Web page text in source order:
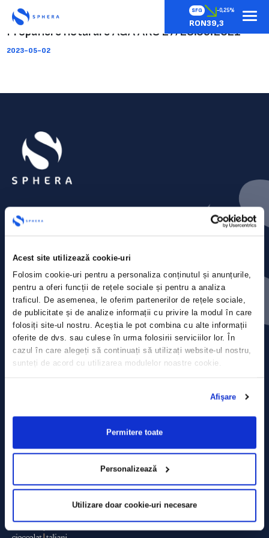
Acest site utilizează cookie-uri
Folosim cookie-uri pentru a personaliza conținutul și anunțurile,
pentru a oferi funcții de rețele sociale și pentru a analiza
traficul. De asemenea, le oferim partenerilor de rețele sociale,
de publicitate și de analize informații cu privire la modul în care
folosiți site-ul nostru. Aceștia le pot combina cu alte informații
oferite de dvs. sau culese în urma folosirii serviciilor lor. În
cazul în care alegeți să continuați să utilizați website-ul nostru,
sunteți de acord cu utilizarea modulelor noastre cookie.
Afişare
Permitere toate
Personalizează
Utilizare doar cookie-uri necesare
SFG -0,25%
RON39,3
Propunere hotărâre AGA ARS 27/28.05.2021
2023-05-02
Contact
Comunicate de presă
Politica de confidențialitate
Politica de prelucrare a datelor